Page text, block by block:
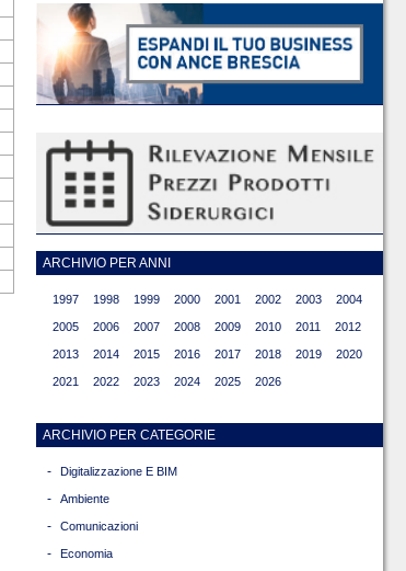
ARCHIVIO PER ANNI
1997 1998 1999 2000 2001 2002 2003 2004
2005 2006 2007 2008 2009 2010 2011 2012
2013 2014 2015 2016 2017 2018 2019 2020
2021 2022 2023 2024 2025 2026
ARCHIVIO PER CATEGORIE
- Digitalizzazione E BIM
- Ambiente
- Comunicazioni
- Economia